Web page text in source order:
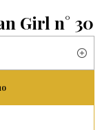
Girl n° 30